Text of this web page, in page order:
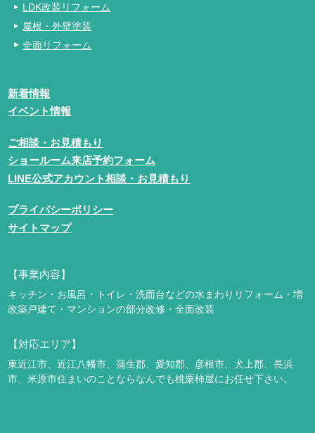
LDK改装リフォーム
屋根・外壁塗装
全面リフォーム
新着情報
イベント情報
ご相談・お見積もり
ショールーム来店予約フォーム
LINE公式アカウント相談・お見積もり
プライバシーポリシー
サイトマップ
【事業内容】
キッチン・お風呂・トイレ・洗面台などの水まわりリフォーム・増
改築戸建て・マンションの部分改修・全面改装
【対応エリア】
東近江市、近江八幡市、蒲生郡、愛知郡、彦根市、犬上郡、長浜
市、米原市住まいのことならなんでも桃栗柿屋にお任せ下さい。